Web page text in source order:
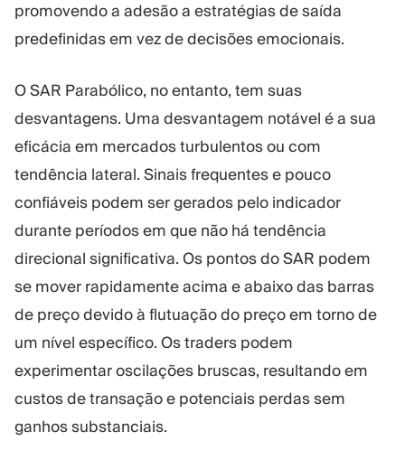
promovendo a adesão a estratégias de saída
predefinidas em vez de decisões emocionais.
O SAR Parabólico, no entanto, tem suas
desvantagens. Uma desvantagem notável é a sua
eficácia em mercados turbulentos ou com
tendência lateral. Sinais frequentes e pouco
confiáveis podem ser gerados pelo indicador
durante períodos em que não há tendência
direcional significativa. Os pontos do SAR podem
se mover rapidamente acima e abaixo das barras
de preço devido à flutuação do preço em torno de
um nível específico. Os traders podem
experimentar oscilações bruscas, resultando em
custos de transação e potenciais perdas sem
ganhos substanciais.